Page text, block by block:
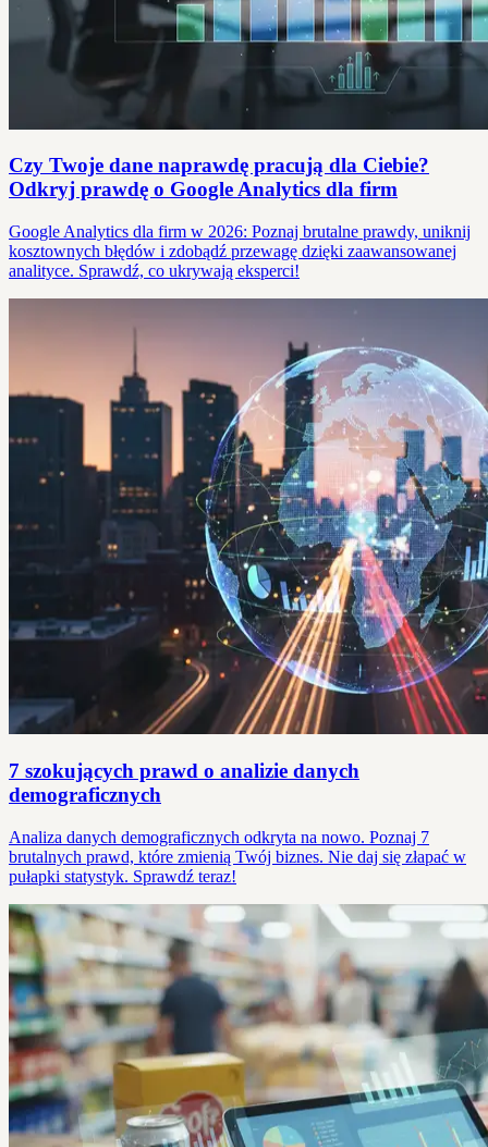
Czy Twoje dane naprawdę pracują dla Ciebie?
Odkryj prawdę o Google Analytics dla firm
Google Analytics dla firm w 2026: Poznaj brutalne prawdy, uniknij
kosztownych błędów i zdobądź przewagę dzięki zaawansowanej
analityce. Sprawdź, co ukrywają eksperci!
7 szokujących prawd o analizie danych
demograficznych
Analiza danych demograficznych odkryta na nowo. Poznaj 7
brutalnych prawd, które zmienią Twój biznes. Nie daj się złapać w
pułapki statystyk. Sprawdź teraz!